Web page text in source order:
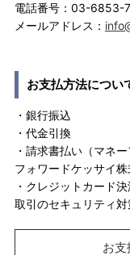
電話番号：03-6853-
メールアドレス：
お支払方法につい
・銀行振込
・代金引換
・請求書払い（マネ
フォワードケッサイ株
・クレジットカード
取引のセキュリティ
お